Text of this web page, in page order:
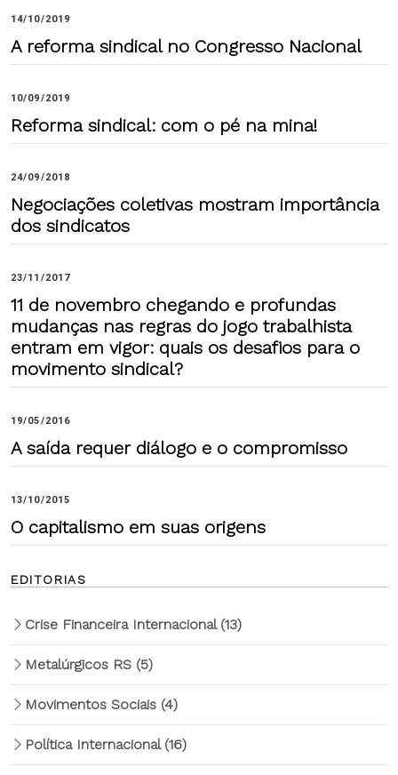
14/10/2019
A reforma sindical no Congresso Nacional
10/09/2019
Reforma sindical: com o pé na mina!
24/09/2018
Negociações coletivas mostram importância
dos sindicatos
23/11/2017
11 de novembro chegando e profundas
mudanças nas regras do jogo trabalhista
entram em vigor: quais os desafios para o
movimento sindical?
19/05/2016
A saída requer diálogo e o compromisso
13/10/2015
O capitalismo em suas origens
EDITORIAS
Crise Financeira Internacional (13)
Metalúrgicos RS (5)
Movimentos Sociais (4)
Política Internacional (16)